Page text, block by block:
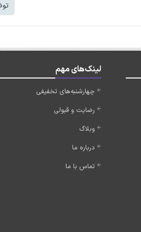
لینک‌های مهم
چهارشنبه‌های تخفیفی
رضایت و قبولی
وبلاگ
درباره ما
تماس با ما